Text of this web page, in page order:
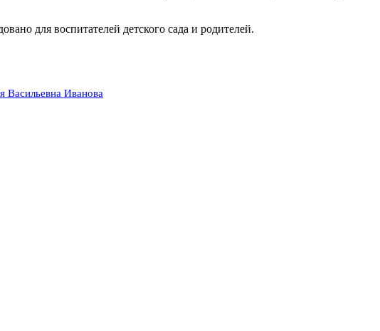
для воспитателей детского сада и родителей.
Васильевна Иванова